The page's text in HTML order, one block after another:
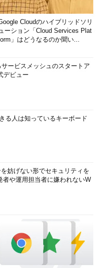
Cloudのハイブリッドソリ
ーション「Cloud Services Plat
」はどうなるのか聞い...
ービスメッシュのスタートア
デビュー
る人は知っているキーボード
妨げない形でセキュリティを
者や運用担当者に嫌われないW